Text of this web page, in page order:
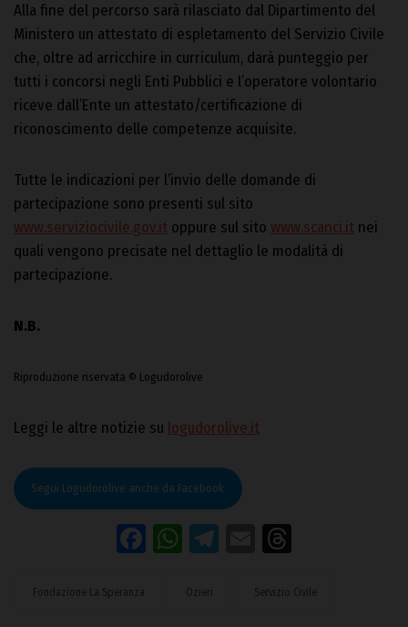
Alla fine del percorso sarà rilasciato dal Dipartimento del
Ministero un attestato di espletamento del Servizio Civile
che, oltre ad arricchire in curriculum, darà punteggio per
tutti i concorsi negli Enti Pubblici e l’operatore volontario
riceve dall’Ente un attestato/certificazione di
riconoscimento delle competenze acquisite.
Tutte le indicazioni per l’invio delle domande di
partecipazione sono presenti sul sito
www.serviziocivile.gov.it oppure sul sito www.scanci.it nei
quali vengono precisate nel dettaglio le modalità di
partecipazione.
N.B.
Riproduzione riservata © Logudorolive
Leggi le altre notizie su logudorolive.it
Segui Logudorolive anche da Facebook
Facebook
WhatsApp
Telegram
Email
Fondazione La Speranza Ozieri Servizio Civile